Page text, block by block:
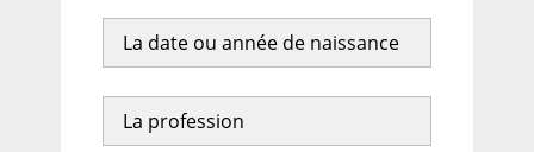
La date ou année de naissance
La profession